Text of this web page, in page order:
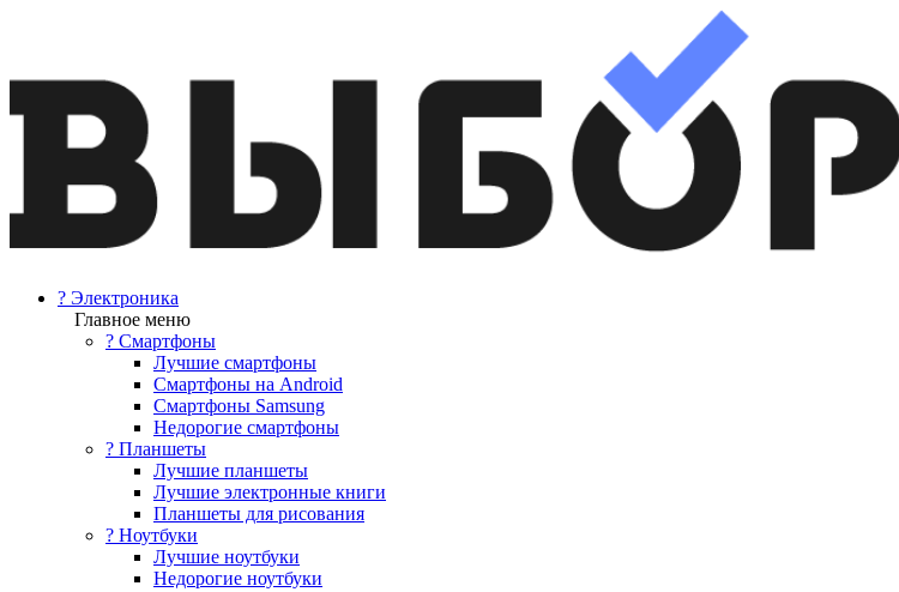
? Электроника
Главное меню
? Смартфоны
Лучшие смартфоны
Смартфоны на Android
Смартфоны Samsung
Недорогие смартфоны
? Планшеты
Лучшие планшеты
Лучшие электронные книги
Планшеты для рисования
? Ноутбуки
Лучшие ноутбуки
Недорогие ноутбуки